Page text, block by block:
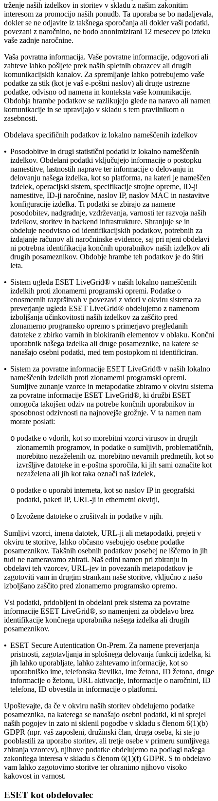
trženje naših izdelkov in storitev v skladu z našim zakonitim
interesom za promocijo naših ponudb. Ta uporaba se bo nadaljevala,
dokler se ne odjavite iz takšnega sporočanja ali dokler vaši podatki,
povezani z naročnino, ne bodo anonimizirani 12 mesecev po izteku
vaše zadnje naročnine.
Vaša povratna informacija. Vaše povratne informacije, odgovori ali
zahteve lahko pošljete prek naših spletnih obrazcev ali drugih
komunikacijskih kanalov. Za spremljanje lahko potrebujemo vaše
podatke za stik (kot je vaš e-poštni naslov) ali druge ustrezne
podatke, odvisno od namena in konteksta vaše komunikacije.
Obdobja hrambe podatkov se razlikujejo glede na naravo ali namen
komunikacije in se upravljajo v skladu s tem pravilnikom o
zasebnosti.
Obdelava specifičnih podatkov iz lokalno nameščenih izdelkov
• Posodobitve in drugi statistični podatki iz lokalno nameščenih
izdelkov. Obdelani podatki vključujejo informacije o postopku
namestitve, lastnostih naprave ter informacije o delovanju in
delovanju našega izdelka, kot so platforma, na kateri je nameščen
izdelek, operacijski sistem, specifikacije strojne opreme, ID-ji
namestitve, ID-ji naročnine, naslov IP, naslov MAC in nastavitve
konfiguracije izdelka. Ti podatki se zbirajo za namene
posodobitev, nadgradnje, vzdrževanja, varnosti ter razvoja naših
izdelkov, storitev in backend infrastrukture. Shranjuje se in
obdeluje neodvisno od identifikacijskih podatkov, potrebnih za
izdajanje računov ali naročninske evidence, saj pri njeni obdelavi
ni potrebna identifikacija končnih uporabnikov naših izdelkov ali
drugih posameznikov. Obdobje hrambe teh podatkov je do štiri
leta.
• Sistem ugleda ESET LiveGrid® v naših lokalno nameščenih
izdelkih proti zlonamerni programski opremi. Podatke o
enosmernih razpršitvah v povezavi z vdori v okviru sistema za
preverjanje ugleda ESET LiveGrid® obdelujemo z namenom
izboljšanja učinkovitosti naših izdelkov za zaščito pred
zlonamerno programsko opremo s primerjavo pregledanih
datoteke z zbirko varnih in blokiranih elementov v oblaku. Končni
uporabnik našega izdelka ali druge posameznike, na katere se
nanašajo osebni podatki, med tem postopkom ni identificiran.
• Sistem za povratne informacije ESET LiveGrid® v naših lokalno
nameščenih izdelkih proti zlonamerni programski opremi.
Sumljive zunanje vzorce in metapodatke zbiramo v okviru sistema
za povratne informacije ESET LiveGrid®, ki družbi ESET
omogoča takojšen odziv na potrebe končnih uporabnikov in
sposobnost odzivnosti na najnovejše grožnje. V ta namen nam
morate poslati:
o podatke o vdorih, kot so morebitni vzorci virusov in drugih
zlonamernih programov, in podatke o sumljivih, problematičnih,
morebitno nezaželenih oz. morebitno nevarnih predmetih, kot so
izvršljive datoteke in e-poštna sporočila, ki jih sami označite kot
nezaželena ali jih kot taka označi naš izdelek,
o podatke o uporabi interneta, kot so naslov IP in geografski
podatki, paketi IP, URL-ji in ethernetni okvirji,
o Izvožene datoteke o zrušitvah in podatke v njih.
Sumljivi vzorci, imena datotek, URL-ji ali metapodatki, prejeti v
okviru te storitve, lahko občasno vsebujejo osebne podatke
posameznikov. Takšnih osebnih podatkov posebej ne iščemo in jih
tudi ne nameravamo zbirati. Naš edini namen pri zbiranju in
obdelavi teh vzorcev, URL-jev in povezanih metapodatkov je
zagotoviti vam in drugim strankam naše storitve, vključno z našo
izboljšano zaščito pred zlonamerno programsko opremo.
Vsi podatki, pridobljeni in obdelani prek sistema za povratne
informacije ESET LiveGrid®, so namenjeni za obdelavo brez
identifikacije končnega uporabnika našega izdelka ali drugih
posameznikov.
• ESET Secure Autentication On-Prem. Za namene preverjanja
pristnosti, zagotavljanja in splošnega delovanja funkcij izdelka, ki
jih lahko uporabljate, lahko zahtevamo informacije, kot so
uporabniško ime, telefonska številka, ime žetona, ID žetona, druge
informacije o žetonu, URL aktivacije, informacije o naročnini, ID
telefona, ID obvestila in informacije o platformi.
Upoštevajte, da če v okviru naših storitev obdelujemo podatke
posameznika, na katerega se nanašajo osebni podatki, ki ni sprejel
naših pogojev in zato ni sklenil pogodbe v skladu s členom 6(1)(b)
GDPR (npr. vaš zaposleni, družinski član, druga oseba, ki ste jo
pooblastili za uporabo storitev, ali tretje osebe v primeru sumljivega
zbiranja vzorcev), njihove podatke obdelujemo na podlagi našega
zakonitega interesa v skladu s členom 6(1)(f) GDPR. S to obdelavo
vam lahko zagotovimo storitve ter ohranimo njihovo visoko
kakovost in varnost.
ESET kot obdelovalec